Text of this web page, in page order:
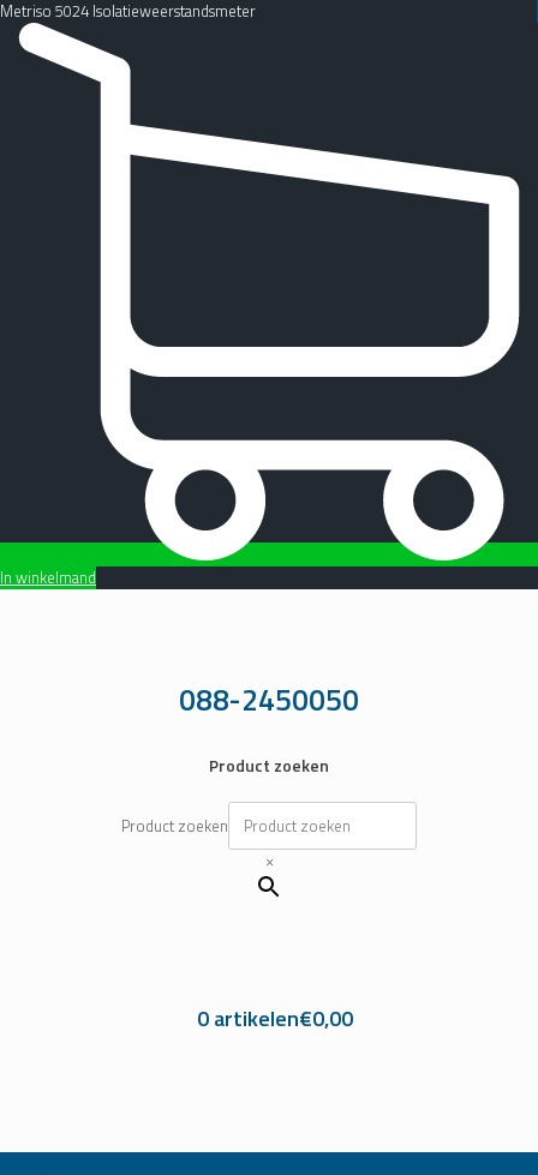
Metriso 5024 Isolatieweerstandsmeter
In winkelmand
088-2450050
Product zoeken
Product zoeken
×
0 artikelen€0,00